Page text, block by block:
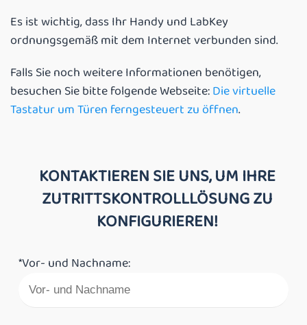
Es ist wichtig, dass Ihr Handy und LabKey
ordnungsgemäß mit dem Internet verbunden sind.
Falls Sie noch weitere Informationen benötigen,
besuchen Sie bitte folgende Webseite:Die virtuelle
Tastatur um Türen ferngesteuert zu öffnen.
KONTAKTIEREN SIE UNS, UM IHRE
ZUTRITTSKONTROLLLÖSUNG ZU
KONFIGURIEREN!
*Vor- und Nachname: